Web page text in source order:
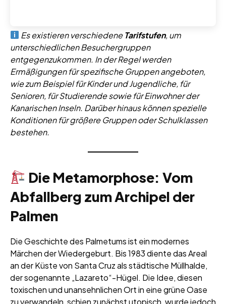
Es existieren verschiedeneTarifstufen, um
unterschiedlichen Besuchergruppen
entgegenzukommen. In der Regel werden
Ermäßigungen für spezifische Gruppen angeboten,
wie zum Beispiel für Kinder und Jugendliche, für
Senioren, für Studierende sowie für Einwohner der
Kanarischen Inseln. Darüber hinaus können spezielle
Konditionen für größere Gruppen oder Schulklassen
bestehen.
Die Metamorphose: Vom
Abfallberg zum Archipel der
Palmen
Die Geschichte des Palmetums ist ein modernes
Märchen der Wiedergeburt. Bis 1983 diente das Areal
an der Küste von Santa Cruz als städtische Müllhalde,
der sogenannte „Lazareto“-Hügel. Die Idee, diesen
toxischen und unansehnlichen Ort in eine grüne Oase
zu verwandeln, schien zunächst utopisch, wurde jedoch